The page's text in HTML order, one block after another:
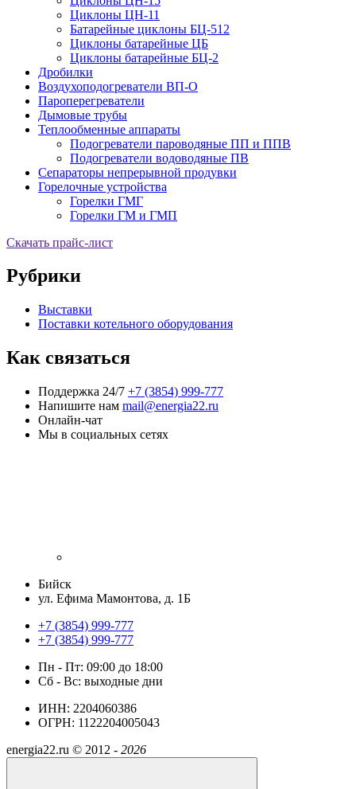
Циклоны ЦН-11
Батарейные циклоны БЦ-512
Циклоны батарейные ЦБ
Циклоны батарейные БЦ-2
Дробилки
Воздухоподогреватели ВП-О
Пароперегреватели
Дымовые трубы
Теплообменные аппараты
Подогреватели пароводяные ПП и ППВ
Подогреватели водоводяные ПВ
Сепараторы непрерывной продувки
Горелочные устройства
Горелки ГМГ
Горелки ГМ и ГМП
Скачать прайс-лист
Рубрики
Выставки
Поставки котельного оборудования
Как связаться
Поддержка 24/7 +7 (3854) 999-777
Напишите нам mail@energia22.ru
Онлайн-чат
Мы в социальных сетях
Бийск
ул. Ефима Мамонтова, д. 1Б
+7 (3854) 999-777
+7 (3854) 999-777
Пн - Пт: 09:00 до 18:00
Сб - Вс: выходные дни
ИНН: 2204060386
ОГРН: 1122204005043
energia22.ru © 2012 - 2026